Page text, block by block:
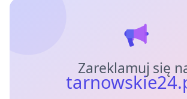
Zareklamuj się